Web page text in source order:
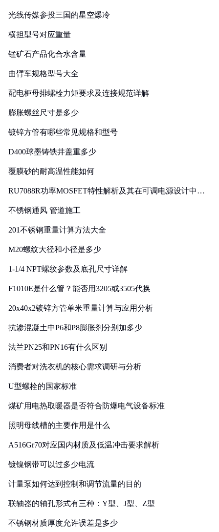
光线传媒参投三国的星空爆冷
横担型号对应重量
锰矿石产品化合水含量
曲臂车规格型号大全
配电柜母排螺栓力矩要求及连接规范详解
膨胀螺丝尺寸是多少
镀锌方管有哪些常见规格和型号
D400球墨铸铁井盖重多少
覆膜砂的耐高温性能如何
RU7088R功率MOSFET特性解析及其在可调电源设计中的
不锈钢通风 管道施工
201不锈钢重量计算方法大全
M20螺纹大径和小径是多少
1-1/4 NPT螺纹参数及底孔尺寸详解
F1010E是什么管？能否用3205或3505代换
20x40x2镀锌方管单米重量计算与应用分析
抗渗混凝土中P6和P8膨胀剂分别加多少
法兰PN25和PN16有什么区别
消费者对洗衣机的核心需求调研与分析
U型螺栓的国家标准
煤矿用电热取暖器是否符合防爆电气设备标准
照明母线槽的主要作用是什么
A516Gr70对应国内材质及低温冲击要求解析
镀镍钢带可以过多少电流
计量泵如何达到控制和调节流量的目的
联轴器的轴孔形式有三种：Y型、J型、Z型
不锈钢材质厚度允许误差是多少